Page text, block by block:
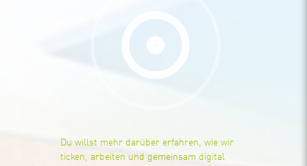
Du willst mehr darüber erfahren, wie wir
ticken, arbeiten und gemeinsam digital